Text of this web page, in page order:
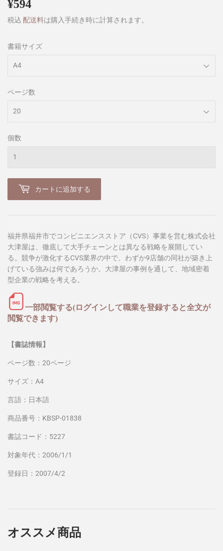
¥594
税込 配送料は購入手続き時に計算されます。
書籍サイズ
ページ数
個数
カートに追加する
福井県福井市でコンビニエンスストア（CVS）事業を営む株式会社
大津屋は、徹底して大手チェーンとは異なる戦略を展開してい
る。競争が激化するCVS業界の中で、わずか9店舗の同社が築き上
げている強みは何であろうか。大津屋の事例を通して、地域密着
型企業の戦略を考える。
一部閲覧する(ログインして職業を登録すると全文が
閲覧できます)
【書誌情報】
ページ数：20ページ
サイズ：A4
言語：日本語
商品番号：KBSP-01838
書誌コード：5227
対象年代：2006/1/1
登録日：2007/4/2
オススメ商品